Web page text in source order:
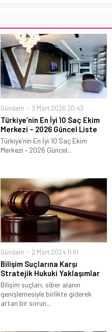
Gündem 3 Mart 2026 20:43
Türkiye’nin En İyi 10 Saç Ekim
Merkezi – 2026 Güncel Liste
Türkiye’nin En İyi 10 Saç Ekim
Merkezi – 2026 Güncel...
Gündem 2 Mart 2024 11:51
Bilişim Suçlarına Karşı
Stratejik Hukuki Yaklaşımlar
Bilişim suçları, siber alanın
genişlemesiyle birlikte giderek
artan bir sorun...